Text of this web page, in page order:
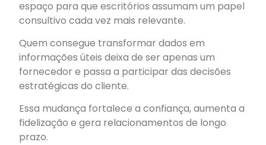
espaço para que escritórios assumam um papel
consultivo cada vez mais relevante.
Quem consegue transformar dados em
informações úteis deixa de ser apenas um
fornecedor e passa a participar das decisões
estratégicas do cliente.
Essa mudança fortalece a confiança, aumenta a
fidelização e gera relacionamentos de longo
prazo.